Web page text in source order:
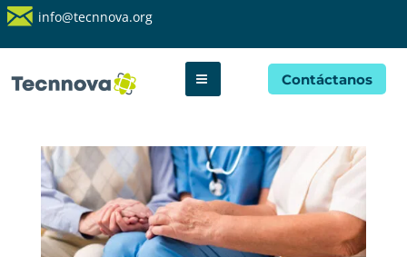
info@tecnnova.org
Contáctanos